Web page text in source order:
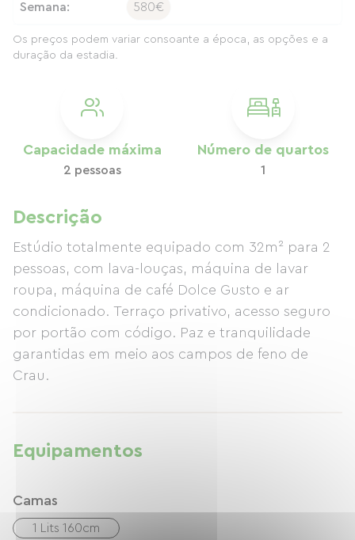
Capacidade máxima
2 pessoas
Número de quartos
1
Descrição
Estúdio totalmente equipado com 32m² para 2
pessoas, com lava-louças, máquina de lavar
roupa, máquina de café Dolce Gusto e ar
condicionado. Terraço privativo, acesso seguro
por portão com código. Paz e tranquilidade
garantidas em meio aos campos de feno de
Crau.
Equipamentos
Camas
1 Lits 160cm
Semana: 580€
Os preços podem variar consoante a época, as opções e a
duração da estadia.